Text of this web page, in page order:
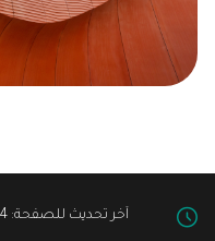
آخر تحديث للصفحة: 24 Jul 2026 05:05:27 AM